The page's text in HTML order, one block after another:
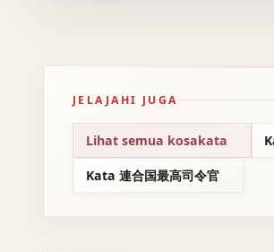
JELAJAHI JUGA
Lihat semua kosakata
Kata 連合国最高司令官